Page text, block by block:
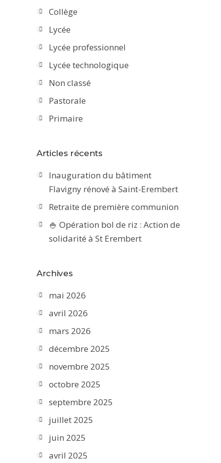
Collège
Lycée
Lycée professionnel
Lycée technologique
Non classé
Pastorale
Primaire
Articles récents
Inauguration du bâtiment
Flavigny rénové à Saint-Erembert
Retraite de première communion
🍚 Opération bol de riz : Action de
solidarité à St Erembert
Archives
mai 2026
avril 2026
mars 2026
décembre 2025
novembre 2025
octobre 2025
septembre 2025
juillet 2025
juin 2025
avril 2025